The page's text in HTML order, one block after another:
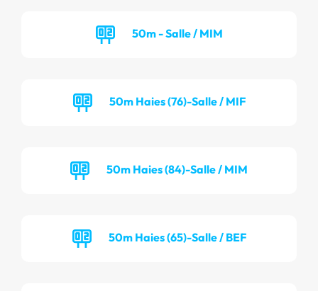
50m - Salle / MIM
50m Haies (76)-Salle / MIF
50m Haies (84)-Salle / MIM
50m Haies (65)-Salle / BEF